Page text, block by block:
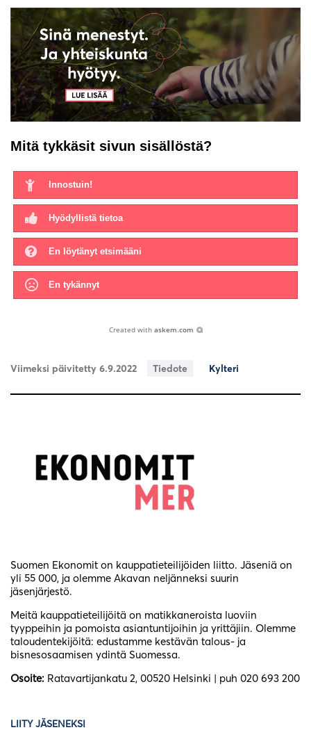
Mitä tykkäsit sivun sisällöstä?
Innostuin!
Hyödyllistä tietoa
En löytänyt etsimääni
En tykännyt
Created with askem.com
Viimeksi päivitetty 6.9.2022 Tiedote Kylteri
Suomen Ekonomit on kauppatieteilijöiden liitto. Jäseniä on
yli 55 000, ja olemme Akavan neljänneksi suurin
jäsenjärjestö.
Meitä kauppatieteilijöitä on matikkaneroista luoviin
tyyppeihin ja pomoista asiantuntijoihin ja yrittäjiin. Olemme
taloudentekijöitä: edustamme kestävän talous- ja
bisnesosaamisen ydintä Suomessa.
Osoite: Ratavartijankatu 2, 00520 Helsinki | puh 020 693 200
LIITY JÄSENEKSI